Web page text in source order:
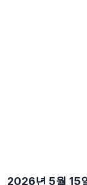
2026년 5월 15